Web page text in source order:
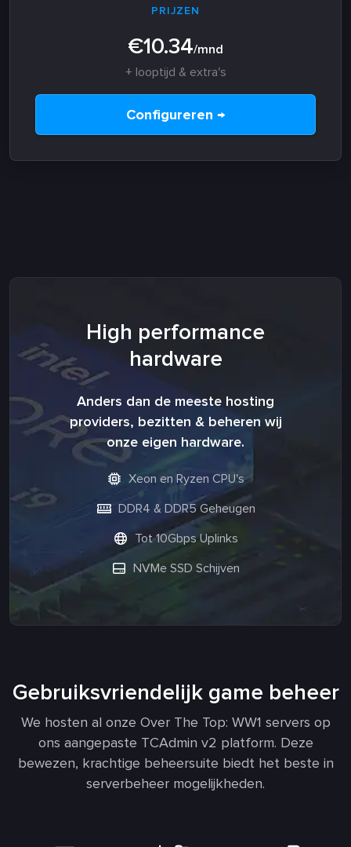
PRIJZEN
€10.34/mnd
+ looptijd & extra's
Configureren →
High performance
hardware
Anders dan de meeste hosting
providers, bezitten & beheren wij
onze eigen hardware.
Xeon en Ryzen CPU's
DDR4 & DDR5 Geheugen
Tot 10Gbps Uplinks
NVMe SSD Schijven
Gebruiksvriendelijk game beheer
We hosten al onze Over The Top: WW1 servers op
ons aangepaste TCAdmin v2 platform. Deze
bewezen, krachtige beheersuite biedt het beste in
serverbeheer mogelijkheden.